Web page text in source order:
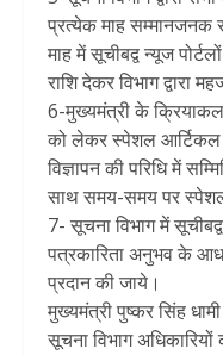
प्रत्येक माह सम्मानजनक
माह में सूचीबद्व न्यूज
राशि देकर विभाग द्वारा
6-मुख्यमंत्री के
को लेकर स्पेशल आर्टिकल
विज्ञापन की परिधि में
साथ समय-समय पर स्पेशल
7- सूचना विभाग में
पत्रकारिता अनुभव के
प्रदान की जाये।
मुख्यमंत्री पुष्कर सिंह
सूचना विभाग अधिकारियों